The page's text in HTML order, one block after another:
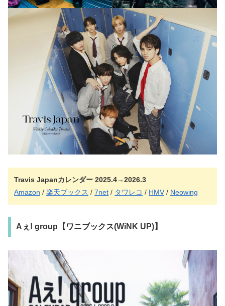
Travis Japanカレンダー 2025.4→2026.3
Amazon / 楽天ブックス / 7net / タワレコ / HMV / Neowing
Aぇ! group【ワニブックス(WiNK UP)】